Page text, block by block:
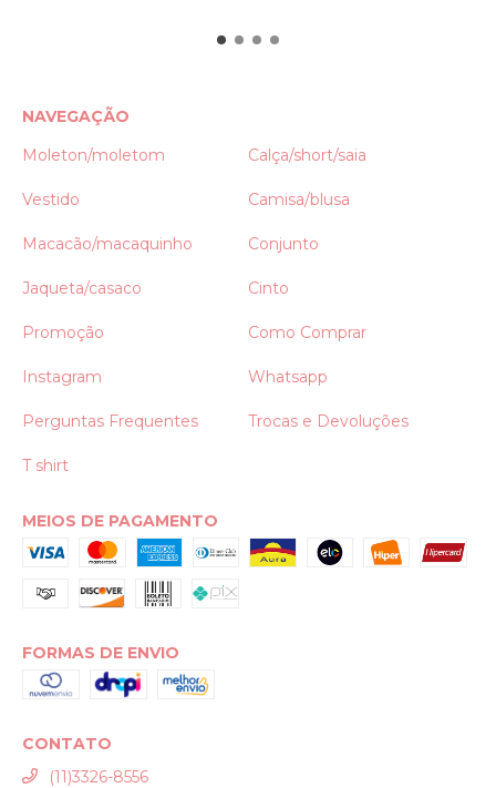
NAVEGAÇÃO
Moleton/moletom
Calça/short/saia
Vestido Camisa/blusa
Macacão/macaquinho Conjunto
Jaqueta/casaco Cinto
Promoção Como Comprar
Instagram Whatsapp
Perguntas Frequentes Trocas e Devoluções
T shirt
MEIOS DE PAGAMENTO
FORMAS DE ENVIO
CONTATO
(11)3326-8556